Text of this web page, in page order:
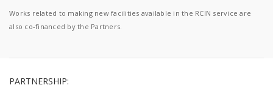
Works related to making new facilities available in the RCIN service are
also co-financed by the Partners.
PARTNERSHIP: